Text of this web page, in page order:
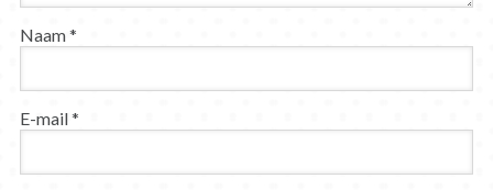
Naam*
E-mail*